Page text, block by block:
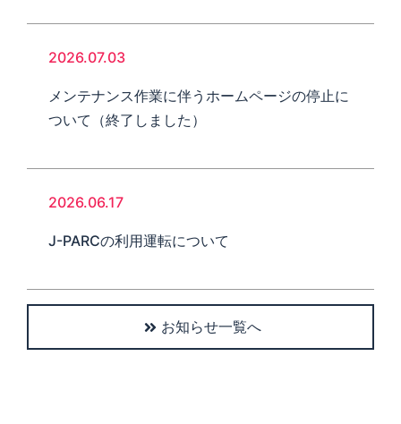
2026.07.03
メンテナンス作業に伴うホームページの停止に
ついて（終了しました）
2026.06.17
J-PARCの利用運転について
お知らせ一覧へ